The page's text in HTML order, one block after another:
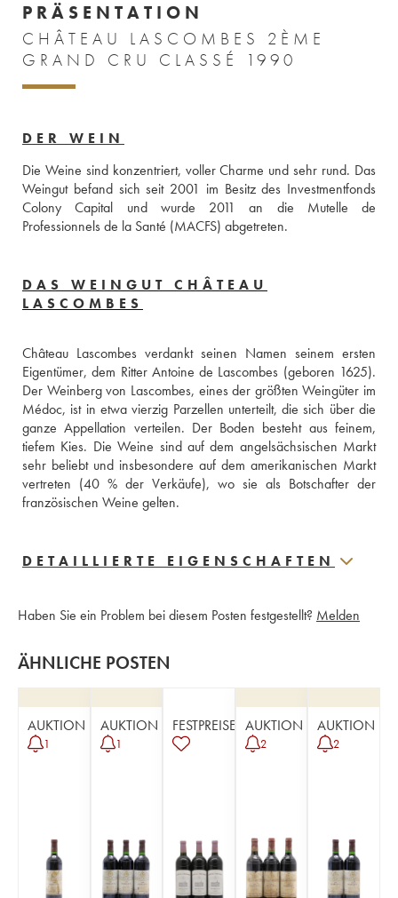
PRÄSENTATION
CHÂTEAU LASCOMBES 2ÈME
GRAND CRU CLASSÉ 1990
DER WEIN
Die Weine sind konzentriert, voller Charme und sehr rund. Das
Weingut befand sich seit 2001 im Besitz des Investmentfonds
Colony Capital und wurde 2011 an die Mutelle de
Professionnels de la Santé (MACFS) abgetreten.
DAS WEINGUT CHÂTEAU
LASCOMBES
Château Lascombes verdankt seinen Namen seinem ersten
Eigentümer, dem Ritter Antoine de Lascombes (geboren 1625).
Der Weinberg von Lascombes, eines der größten Weingüter im
Médoc, ist in etwa vierzig Parzellen unterteilt, die sich über die
ganze Appellation verteilen. Der Boden besteht aus feinem,
tiefem Kies. Die Weine sind auf dem angelsächsischen Markt
sehr beliebt und insbesondere auf dem amerikanischen Markt
vertreten (40 % der Verkäufe), wo sie als Botschafter der
französischen Weine gelten.
DETAILLIERTE EIGENSCHAFTEN
Haben Sie ein Problem bei diesem Posten festgestellt? Melden
ÄHNLICHE POSTEN
AUKTION
1
AUKTION
1
FESTPREISE AUKTION
2
AUKTION
2